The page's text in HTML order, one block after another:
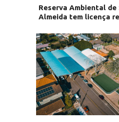
Reserva Ambiental de
Almeida tem licença